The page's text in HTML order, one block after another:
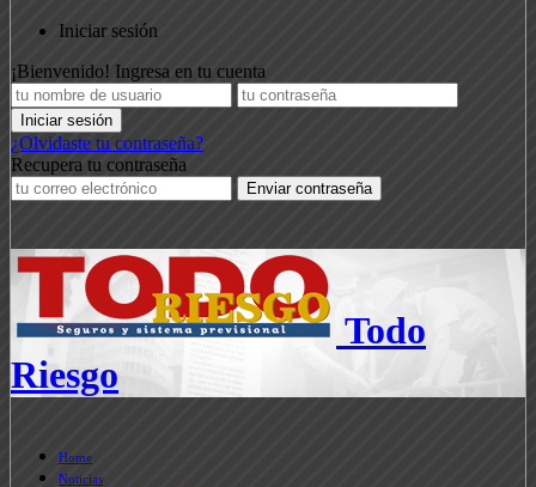
Iniciar sesión
¡Bienvenido! Ingresa en tu cuenta
¿Olvidaste tu contraseña?
Recupera tu contraseña
Todo
Riesgo
Home
Noticias